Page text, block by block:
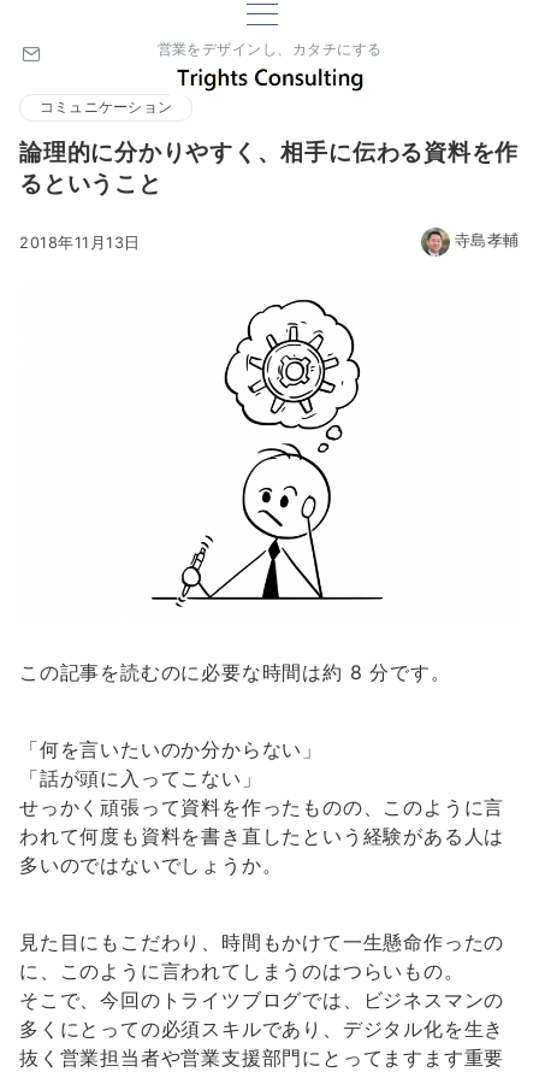
営業をデザインし、カタチにする
コミュニケーション
論理的に分かりやすく、相手に伝わる資料を作
るということ
2018年11月13日 寺島孝輔
この記事を読むのに必要な時間は約 8 分です。
「何を言いたいのか分からない」
「話が頭に入ってこない」
せっかく頑張って資料を作ったものの、このように言
われて何度も資料を書き直したという経験がある人は
多いのではないでしょうか。
見た目にもこだわり、時間もかけて一生懸命作ったの
に、このように言われてしまうのはつらいもの。
そこで、今回のトライツブログでは、ビジネスマンの
多くにとっての必須スキルであり、デジタル化を生き
抜く営業担当者や営業支援部門にとってますます重要